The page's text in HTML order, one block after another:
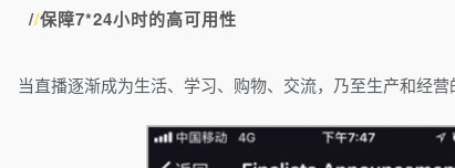
//保障7*24小时的高可用性
当直播逐渐成为生活、学习、购物、交流，乃至生产和经